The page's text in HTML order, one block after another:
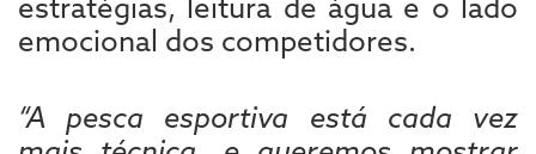
estratégias, leitura de água e o lado
emocional dos competidores.
“A pesca esportiva está cada vez